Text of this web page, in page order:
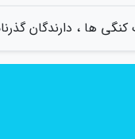
کنگی ها ، دارندگان